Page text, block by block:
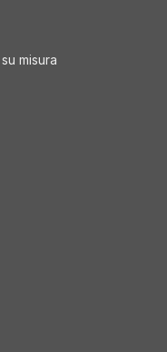
misura